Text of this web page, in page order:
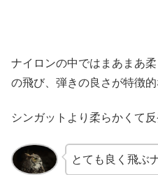
ナイロンの中ではまあまあ
の飛び、弾きの良さが特徴的
シンガットより柔らかくて
とても良く飛ぶ